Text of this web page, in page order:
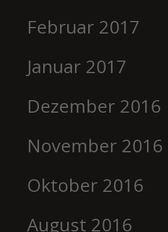
Februar 2017
Januar 2017
Dezember 2016
November 2016
Oktober 2016
August 2016